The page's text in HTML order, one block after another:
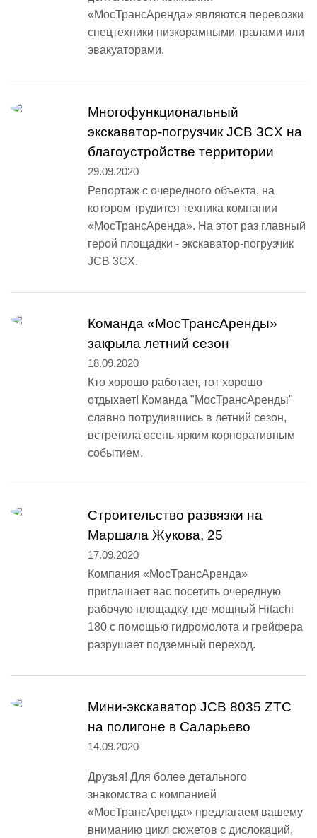
«МосТрансАренда» являются перевозки
спецтехники низкорамными тралами или
эвакуаторами.
Многофункциональный
экскаватор-погрузчик JCB 3CX на
благоустройстве территории
29.09.2020
Репортаж с очередного объекта, на
котором трудится техника компании
«МосТрансАренда». На этот раз главный
герой площадки - экскаватор-погрузчик
JCB 3CX.
Команда «МосТрансАренды»
закрыла летний сезон
18.09.2020
Кто хорошо работает, тот хорошо
отдыхает! Команда "МосТрансАренды"
славно потрудившись в летний сезон,
встретила осень ярким корпоративным
событием.
Строительство развязки на
Маршала Жукова, 25
17.09.2020
Компания «МосТрансАренда»
приглашает вас посетить очередную
рабочую площадку, где мощный Hitachi
180 с помощью гидромолота и грейфера
разрушает подземный переход.
Мини-экскаватор JCB 8035 ZTC
на полигоне в Саларьево
14.09.2020
Друзья! Для более детального
знакомства с компанией
«МосТрансАренда» предлагаем вашему
вниманию цикл сюжетов с дислокаций,